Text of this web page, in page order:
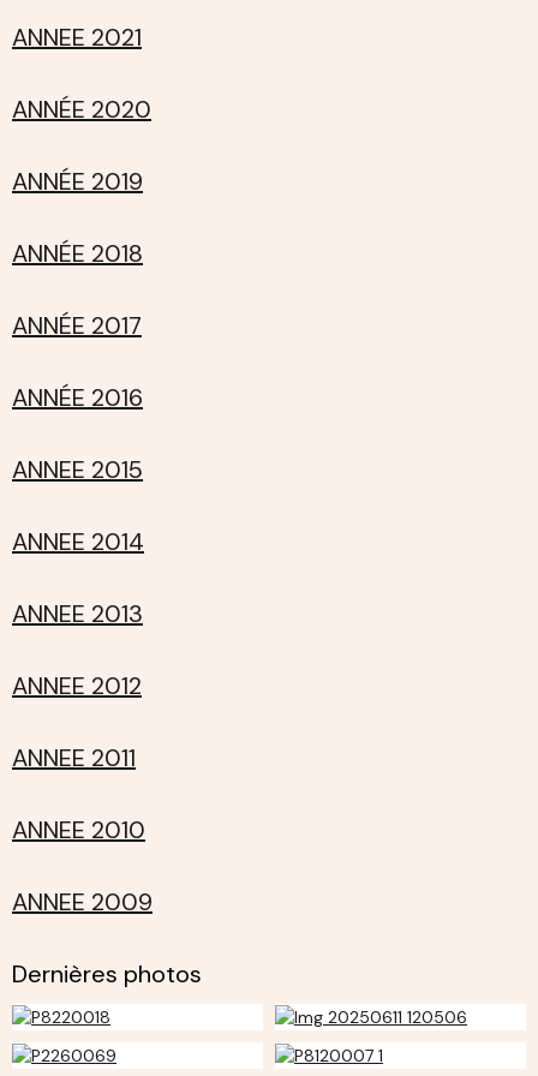
ANNEE 2021
ANNÉE 2020
ANNÉE 2019
ANNÉE 2018
ANNÉE 2017
ANNÉE 2016
ANNEE 2015
ANNEE 2014
ANNEE 2013
ANNEE 2012
ANNEE 2011
ANNEE 2010
ANNEE 2009
Dernières photos